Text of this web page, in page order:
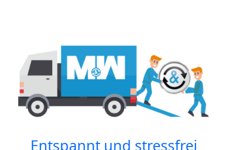
Entspannt und stressfrei